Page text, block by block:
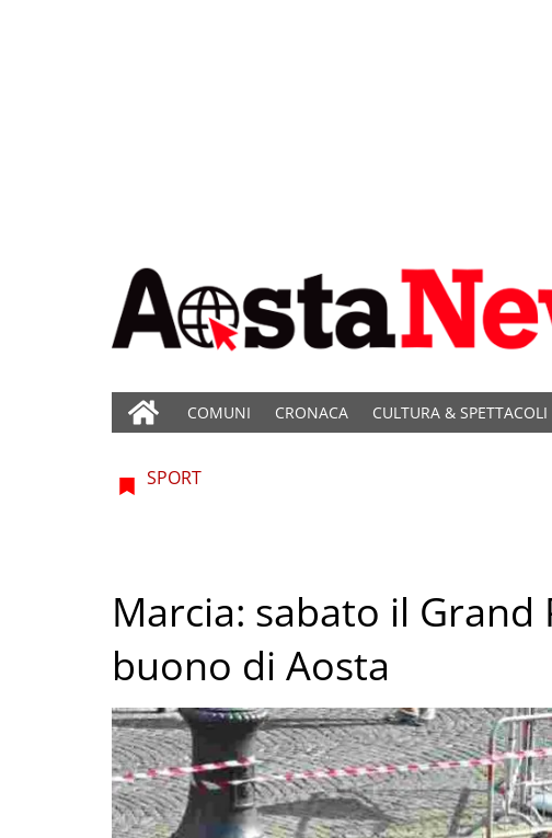
COMUNI CRONACA CULTURA & SPETTACOLI
SPORT
Marcia: sabato il
buono di Aosta